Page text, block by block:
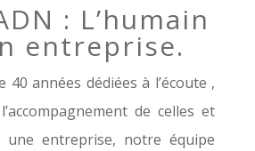
: L’humain
entreprise.
40 années dédiées à l’écoute ,
de celles et
entreprise, notre équipe